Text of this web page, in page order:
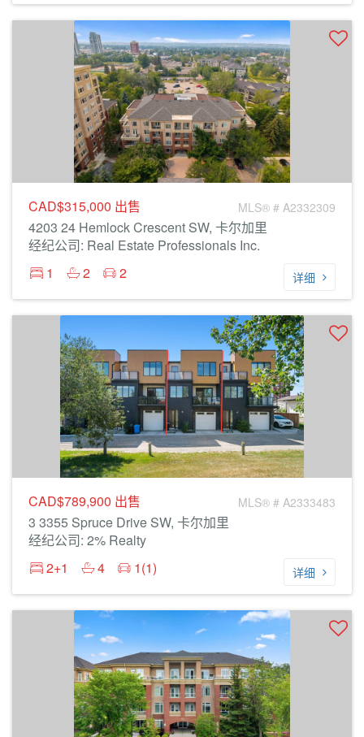
CAD$315,000 出售 MLS® # A2332309
4203 24 Hemlock Crescent SW, 卡尔加里
经纪公司: Real Estate Professionals Inc.
1
2 2 详细
CAD$789,900 出售 MLS® # A2333483
3 3355 Spruce Drive SW, 卡尔加里
经纪公司: 2% Realty
2+1
4 1(1) 详细